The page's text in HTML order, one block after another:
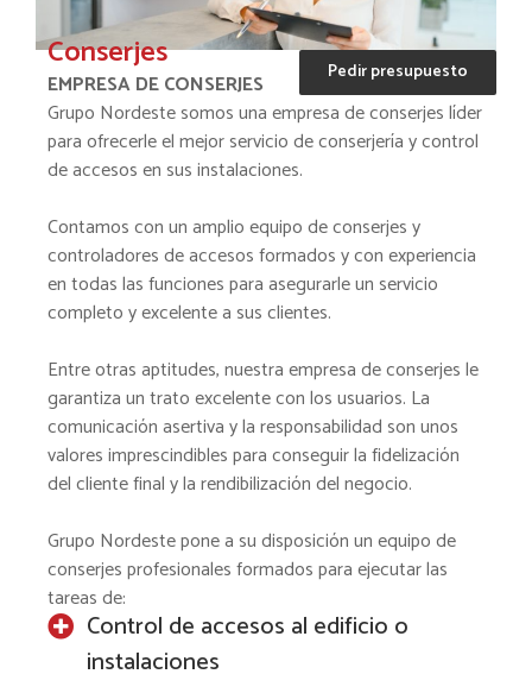
Pedir presupuesto
Conserjes
EMPRESA DE CONSERJES
Grupo Nordeste somos una empresa de conserjes líder
para ofrecerle el mejor servicio de conserjería y control
de accesos en sus instalaciones.
Contamos con un amplio equipo de conserjes y
controladores de accesos formados y con experiencia
en todas las funciones para asegurarle un servicio
completo y excelente a sus clientes.
Entre otras aptitudes, nuestra empresa de conserjes le
garantiza un trato excelente con los usuarios. La
comunicación asertiva y la responsabilidad son unos
valores imprescindibles para conseguir la fidelización
del cliente final y la rendibilización del negocio.
Grupo Nordeste pone a su disposición un equipo de
conserjes profesionales formados para ejecutar las
tareas de:
Control de accesos al edificio o
instalaciones